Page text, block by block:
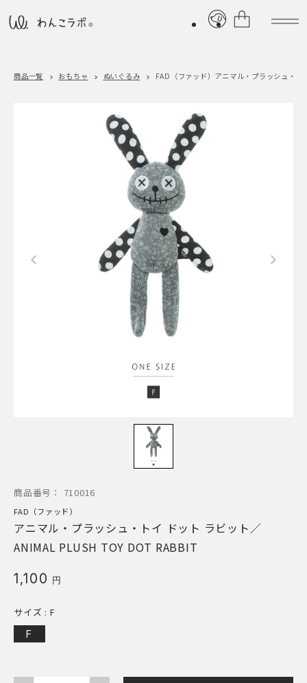
商品一覧 おもちゃ ぬいぐるみ FAD（ファッド） アニマル・プラッシュ・
商品番号： 710016
FAD（ファッド）
アニマル・プラッシュ・トイ ドット ラビット／
ANIMAL PLUSH TOY DOT RABBIT
1,100
円
サイズ : F
F